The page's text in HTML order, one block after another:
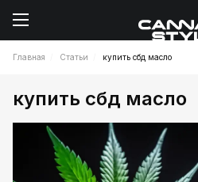
Главная Статьи купить сбд масло
купить сбд масло